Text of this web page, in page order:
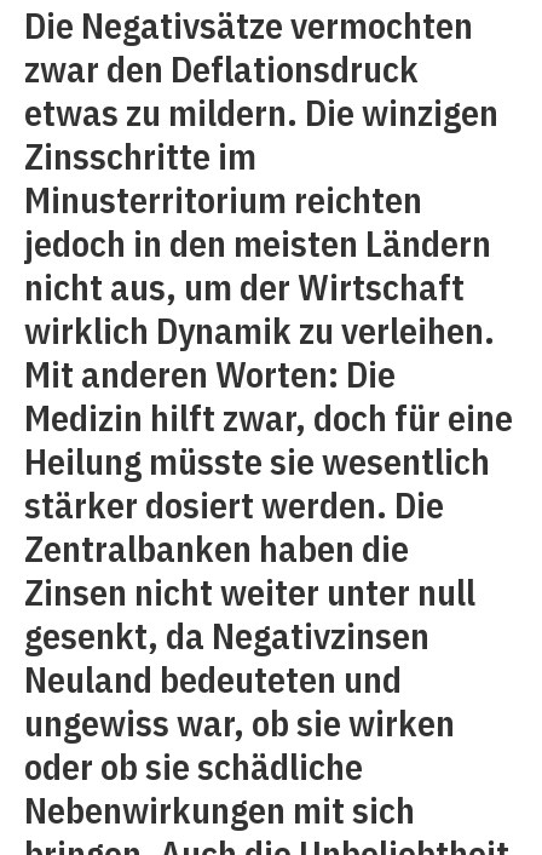
Die Negativsätze vermochten
zwar den Deflationsdruck
etwas zu mildern. Die winzigen
Zinsschritte im
Minusterritorium reichten
jedoch in den meisten Ländern
nicht aus, um der Wirtschaft
wirklich Dynamik zu verleihen.
Mit anderen Worten: Die
Medizin hilft zwar, doch für eine
Heilung müsste sie wesentlich
stärker dosiert werden. Die
Zentralbanken haben die
Zinsen nicht weiter unter null
gesenkt, da Negativzinsen
Neuland bedeuteten und
ungewiss war, ob sie wirken
oder ob sie schädliche
Nebenwirkungen mit sich